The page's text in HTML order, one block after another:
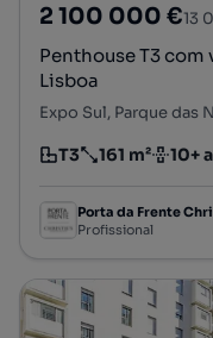
2 100 000 €13
Penthouse T3 com
Lisboa
Expo Sul, Parque das
Tipologia
T3
Preço por metro
161 m²
Andar 10+
Porta da Frente
Profissional